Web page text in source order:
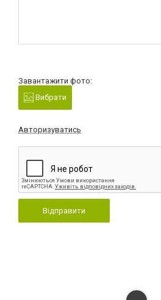
Завантажити фото:
Вибрати
Авторизуватись
Відправити